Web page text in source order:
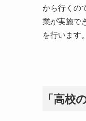
から行くの
業が実施で
を行います
「高校